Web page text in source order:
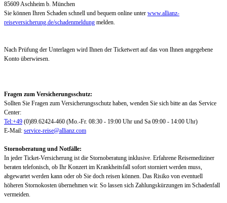
85609 Aschheim b. München
Sie können Ihren Schaden schnell und bequem online unter www.allianz-
reiseversicherung.de/schadenmeldung melden.
Nach Prüfung der Unterlagen wird Ihnen der Ticketwert auf das von Ihnen angegebene
Konto überwiesen.
Fragen zum Versicherungsschutz:
Sollten Sie Fragen zum Versicherungsschutz haben, wenden Sie sich bitte an das Service
Center:
Tel:+49 (0)89.62424-460 (Mo.-Fr. 08:30 - 19:00 Uhr und Sa 09:00 - 14:00 Uhr)
E-Mail: service-reise@allianz.com
Stornoberatung und Notfälle:
In jeder Ticket-Versicherung ist die Stornoberatung inklusive. Erfahrene Reisemediziner
beraten telefonisch, ob Ihr Konzert im Krankheitsfall sofort storniert werden muss,
abgewartet werden kann oder ob Sie doch reisen können. Das Risiko von eventuell
höheren Stornokosten übernehmen wir. So lassen sich Zahlungskürzungen im Schadenfall
vermeiden.